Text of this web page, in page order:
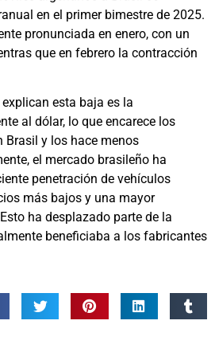
en el primer bimestre de 2025.
pronunciada en enero, con un
que en febrero la contracción
esta baja es la
al dólar, lo que encarece los
Brasil y los hace menos
el mercado brasileño ha
penetración de vehículos
más bajos y una mayor
ha desplazado parte de la
beneficiaba a los fabricantes